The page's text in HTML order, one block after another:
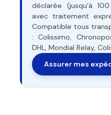
déclarée (jusqu'à
avec traitement
Compatible tous
: Colissimo,
DHL, Mondial Relay,
Assurer mes